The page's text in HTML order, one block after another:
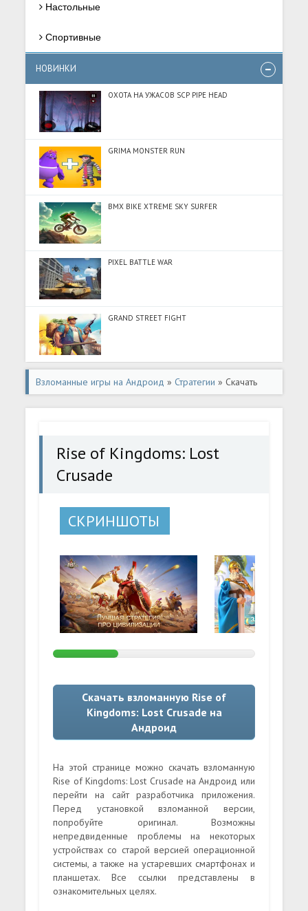
Настольные
Спортивные
НОВИНКИ
ОХОТА НА УЖАСОВ SCP PIPE HEAD
GRIMA MONSTER RUN
BMX BIKE XTREME SKY SURFER
PIXEL BATTLE WAR
GRAND STREET FIGHT
Взломанные игры на Андроид » Стратегии » Скачать
Rise of Kingdoms: Lost Crusade (Много монет) на
Rise of Kingdoms: Lost
Crusade
СКРИНШОТЫ
Скачать взломанную Rise of
Kingdoms: Lost Crusade на
Андроид
На этой странице можно скачать взломанную
Rise of Kingdoms: Lost Crusade на Андроид или
перейти на сайт разработчика приложения.
Перед установкой взломанной версии,
попробуйте оригинал. Возможны
непредвиденные проблемы на некоторых
устройствах со старой версией операционной
системы, а также на устаревших смартфонах и
планшетах. Все ссылки представлены в
ознакомительных целях.